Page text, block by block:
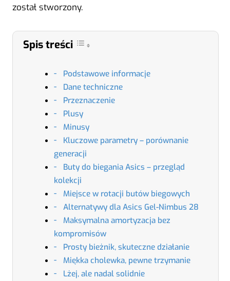
został stworzony.
Spis treści
Podstawowe informacje
Dane techniczne
Przeznaczenie
Plusy
Minusy
Kluczowe parametry – porównanie
generacji
Buty do biegania Asics – przegląd
kolekcji
Miejsce w rotacji butów biegowych
Alternatywy dla Asics Gel-Nimbus 28
Maksymalna amortyzacja bez
kompromisów
Prosty bieżnik, skuteczne działanie
Miękka cholewka, pewne trzymanie
Lżej, ale nadal solidnie